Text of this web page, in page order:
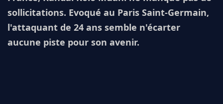
sollicitations. Evoqué au Paris Saint-Germain,
l'attaquant de 24 ans semble n'écarter
aucune piste pour son avenir.